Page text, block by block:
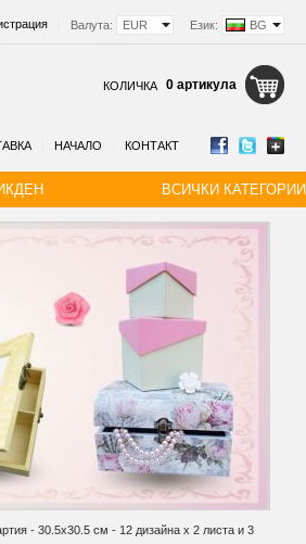
Език: BG
Валута: EUR
КОЛИЧКА 0 артикула
НАЧАЛО КОНТАКТ
ВСИЧКИ КАТЕГОРИИ
- 30.5x30.5 см - 12 дизайна x 2 листа и 3